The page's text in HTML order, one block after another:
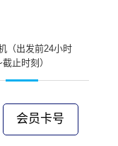
（出发前24小时
截止时刻）
会员卡号